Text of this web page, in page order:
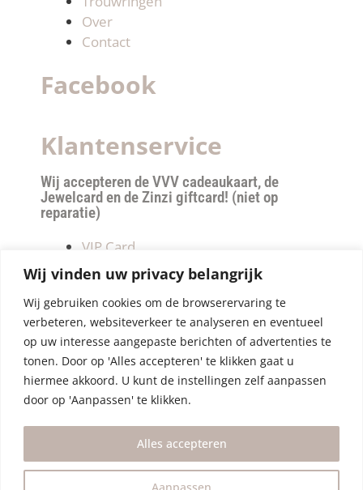
Wij vinden uw privacy belangrijk
Wij gebruiken cookies om de browserervaring te
verbeteren, websiteverkeer te analyseren en eventueel
op uw interesse aangepaste berichten of advertenties te
tonen. Door op 'Alles accepteren' te klikken gaat u
hiermee akkoord. U kunt de instellingen zelf aanpassen
door op 'Aanpassen' te klikken.
Aanpassen
Alles accepteren
Over
Contact
Facebook
Klantenservice
Wij accepteren de VVV cadeaukaart, de
Jewelcard en de Zinzi giftcard! (niet op
reparatie)
VIP Card
Retourneren
Betalen & verzendkosten
Privacy Policy
Algemene Voorwaarden